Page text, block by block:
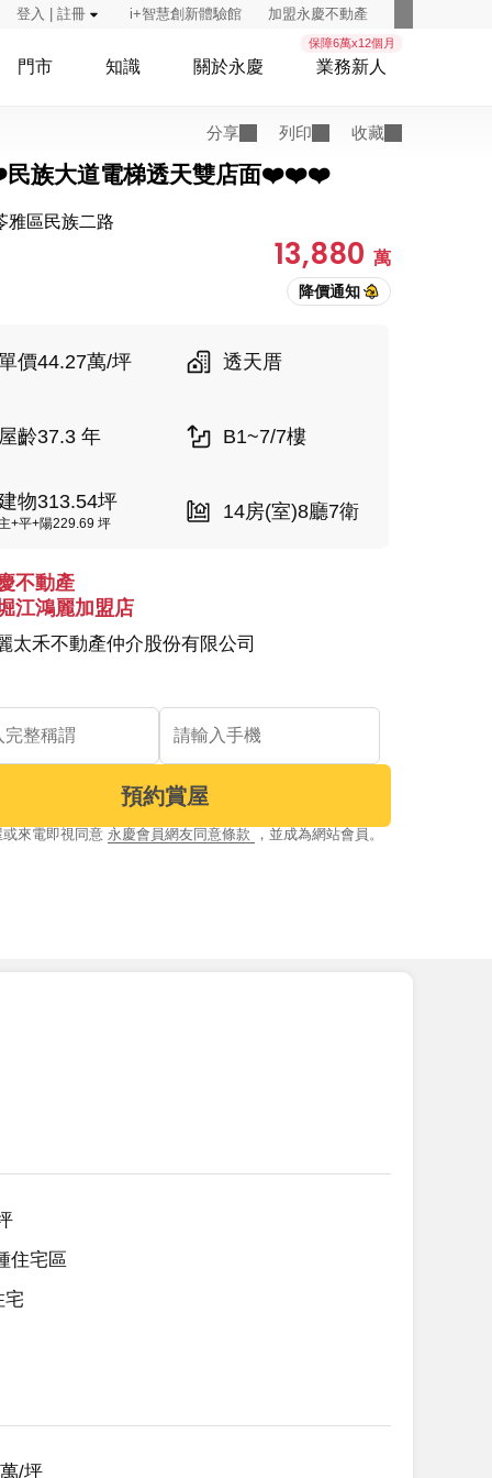
登入 | 註冊 i+智慧創新體驗館 加盟永慶不動產
門市 知識 關於永慶
保障6萬x12個月
業務新人
分享 列印 收藏
族大道電梯透天雙店面❤️❤️❤️
雅區民族二路
13,880 萬
價44.27萬/坪 透天厝
齡37.3 年 B1~7/7樓
物313.54坪
+平+陽229.69 坪
14房(室)8廳7衛
不動產
江鴻麗加盟店
太禾不動產仲介股份有限公司
預約賞屋
來電即視同意 永慶會員網友同意條款 ，並成為網站會員。
住宅區
宅
/坪